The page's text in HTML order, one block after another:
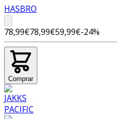
HASBRO
78,99€78,99€59,99€-24%
Comprar